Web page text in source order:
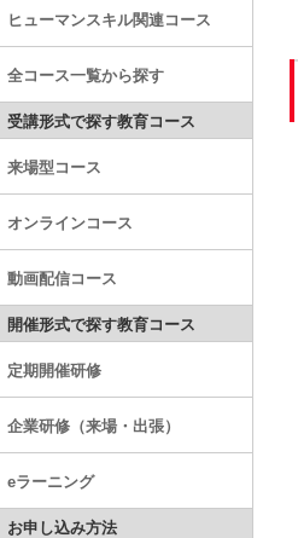
ヒューマンスキル関連コース
全コース一覧から探す
受講形式で探す教育コース
来場型コース
オンラインコース
動画配信コース
開催形式で探す教育コース
定期開催研修
企業研修（来場・出張）
eラーニング
お申し込み方法